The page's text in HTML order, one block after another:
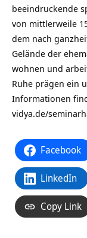
beeindruckende
von mittlerweile
dem nach
Gelände der
wohnen und
Ruhe prägen ein
Informationen
vidya.de/
Facebook
LinkedIn
Copy Link